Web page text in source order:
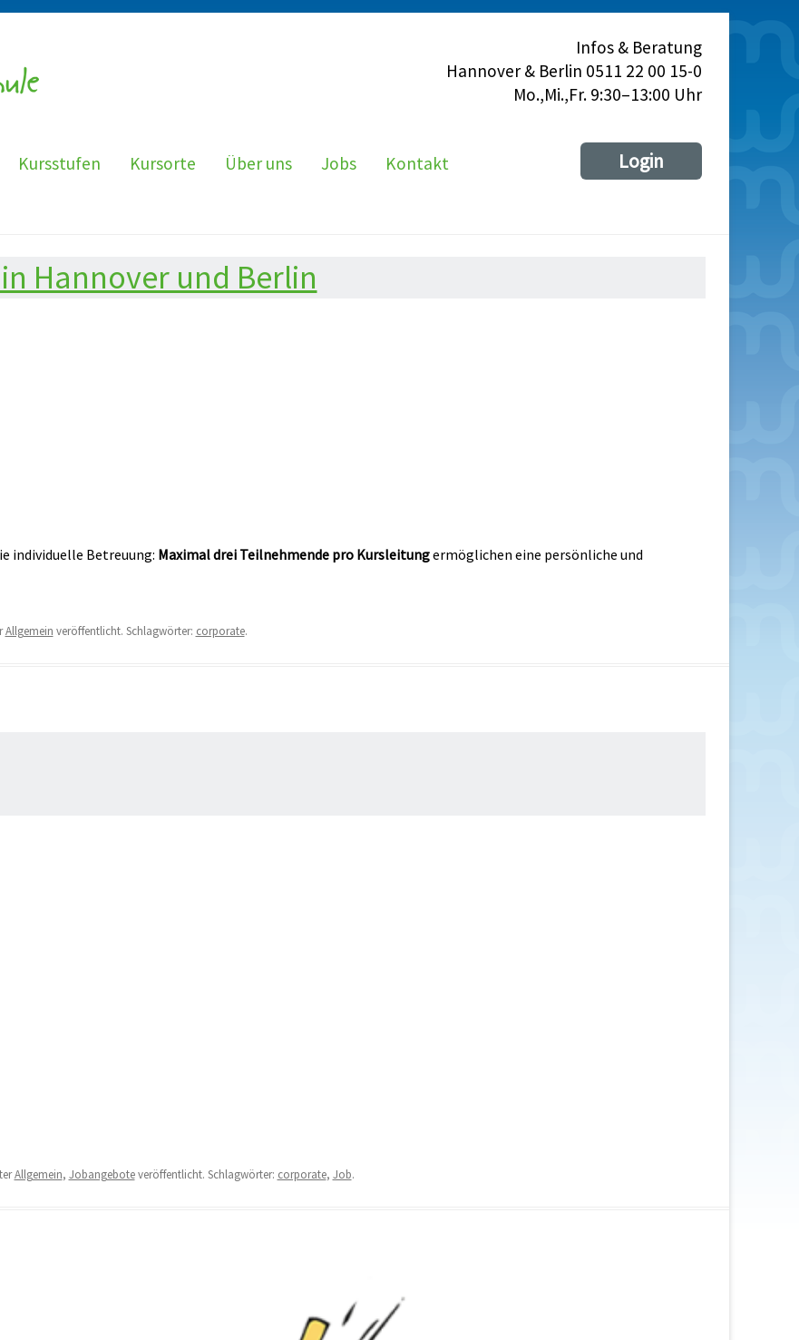
Infos & Beratung
Hannover & Berlin 0511 22 00 15-0
Mo.,Mi.,Fr. 9:30–13:00 Uhr
Kursstufen Kursorte Über uns Jobs Kontakt Login
Hannover und Berlin
individuelle Betreuung: Maximal drei Teilnehmende pro Kursleitungermöglichen eine persönliche und
Allgemein veröffentlicht. Schlagwörter: corporate.
Allgemein, Jobangeboteveröffentlicht. Schlagwörter: corporate, Job.